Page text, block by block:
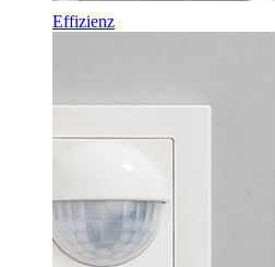
Effizienz